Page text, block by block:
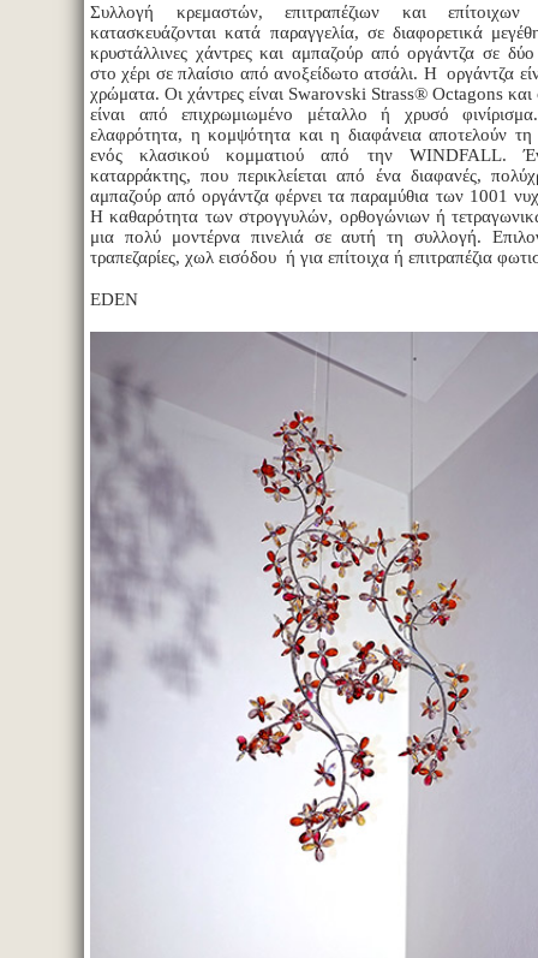
Συλλογή κρεμαστών, επιτραπέζιων και
κατασκευάζονται κατά παραγγελία, σε διαφορετικά
κρυστάλλινες χάντρες και αμπαζούρ από οργάντζα σε
στο χέρι σε πλαίσιο από ανοξείδωτο ατσάλι. Η οργάντζα
χρώματα. Οι χάντρες είναι Swarovski Strass® Octagons και
είναι από επιχρωμιωμένο μέταλλο ή χρυσό
ελαφρότητα, η κομψότητα και η διαφάνεια αποτελούν
ενός κλασικού κομματιού από την WINDFALL.
καταρράκτης, που περικλείεται από ένα διαφανές,
αμπαζούρ από οργάντζα φέρνει τα παραμύθια των 1001
Η καθαρότητα των στρογγυλών, ορθογώνιων ή
μια πολύ μοντέρνα πινελιά σε αυτή τη συλλογή.
τραπεζαρίες, χωλ εισόδου ή για επίτοιχα ή επιτραπέζια
EDEN